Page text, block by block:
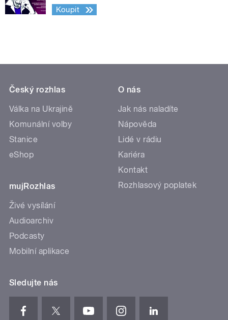
Koupit
Český rozhlas
Válka na Ukrajině
Komunální volby
Stanice
eShop
mujRozhlas
Živé vysílání
Audioarchiv
Podcasty
Mobilní aplikace
O nás
Jak nás naladíte
Nápověda
Lidé v rádiu
Kariéra
Kontakt
Rozhlasový poplatek
Sledujte nás